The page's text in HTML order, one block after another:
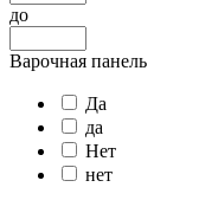
до
Варочная панель
Да
да
Нет
нет